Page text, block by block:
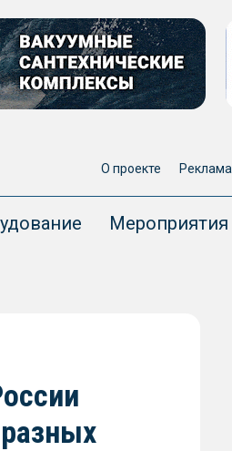
О проекте Реклама
Мероприятия